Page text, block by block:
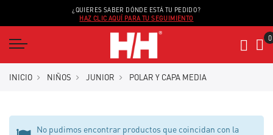
¿QUIERES SABER DÓNDE ESTÁ TU PEDIDO?
HAZ CLIC AQUÍ PARA TU SEGUIMIENTO
INICIO NIÑOS JUNIOR POLAR Y CAPA MEDIA
No pudimos encontrar productos que coincidan con la